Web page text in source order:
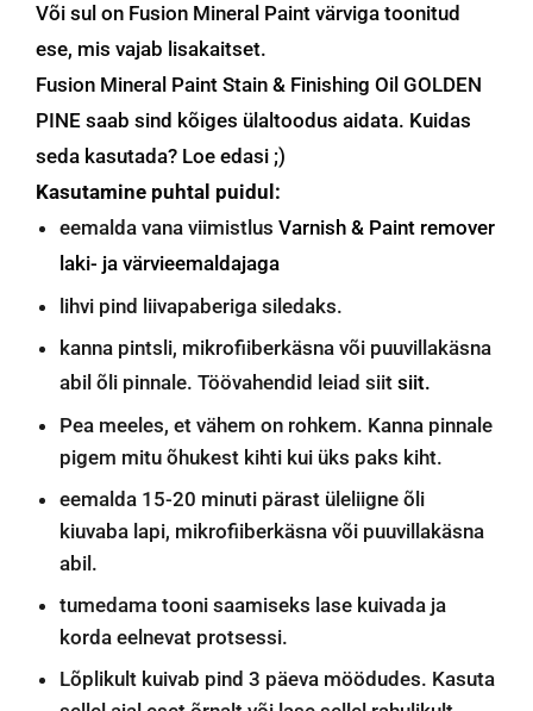
Või sul on Fusion Mineral Paint värviga toonitud
ese, mis vajab lisakaitset.
Fusion Mineral Paint Stain & Finishing Oil GOLDEN
PINE saab sind kõiges ülaltoodus aidata. Kuidas
seda kasutada? Loe edasi ;)
Kasutamine puhtal puidul:
eemalda vana viimistlus Varnish & Paint remover
laki- ja värvieemaldajaga
lihvi pind liivapaberiga siledaks.
kanna pintsli, mikrofiiberkäsna või puuvillakäsna
abil õli pinnale. Töövahendid leiad siit siit.
Pea meeles, et vähem on rohkem. Kanna pinnale
pigem mitu õhukest kihti kui üks paks kiht.
eemalda 15-20 minuti pärast üleliigne õli
kiuvaba lapi, mikrofiiberkäsna või puuvillakäsna
abil.
tumedama tooni saamiseks lase kuivada ja
korda eelnevat protsessi.
Lõplikult kuivab pind 3 päeva möödudes. Kasuta